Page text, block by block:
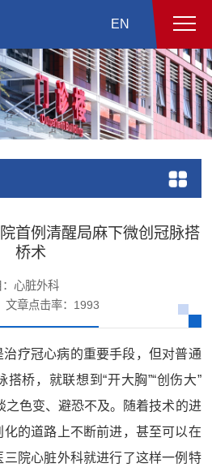
EN
首例清醒局麻下微创冠脉搭
桥术
：心脏外科
文章点击率： 1993
疗冠心病的重要手段，但对普通
桥，就联想到“开大胸”“创伤大”
之色变、避恐不及。随着技术的进
的道路上不断前进，甚至可以在
院心脏外科就进行了这样一例特